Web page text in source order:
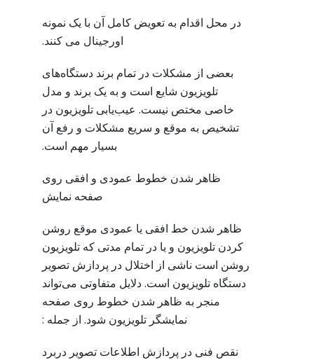
در محل اقدام به تعویض کامل آن با یک نمونه
اورجینال می کنند.
بعضی از مشکلات در تمام برند دستگاه‌های
تلویزیون شایع است و به یک برند و مدل
خاصی مختص نیست. عیب‌یابی تلویزیون در
تشخیص به موقع و سریع مشکلات و رفع آن
بسیار مهم است.
ظاهر شدن خطوط عمودی و افقی روی
صفحه نمایش
ظاهر شدن خط افقی یا عمودی موقع روشن
کردن تلویزیون و یا در تمام مدتی که تلویزیون
روشن است ناشی از اختلال در پردازش تصویر
دستگاه تلویزیون است. دلایل متفاوتی می‌تواند
منجر به ظاهر شدن خطوط روی صفحه
نمایشگر تلویزیون شود. از جمله :
نقص فنی در پردازش اطلاعات تصویر دربرد